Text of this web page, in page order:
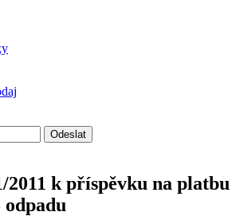
Odeslat
2011 k příspěvku na platbu